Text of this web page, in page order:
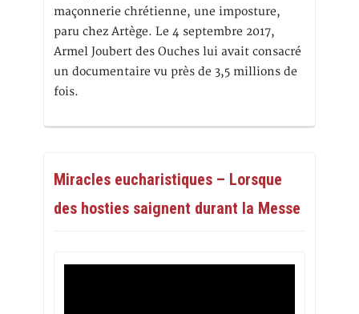
maçonnerie chrétienne, une imposture,
paru chez Artège. Le 4 septembre 2017,
Armel Joubert des Ouches lui avait consacré
un documentaire vu près de 3,5 millions de
fois.
Miracles eucharistiques – Lorsque
des hosties saignent durant la Messe